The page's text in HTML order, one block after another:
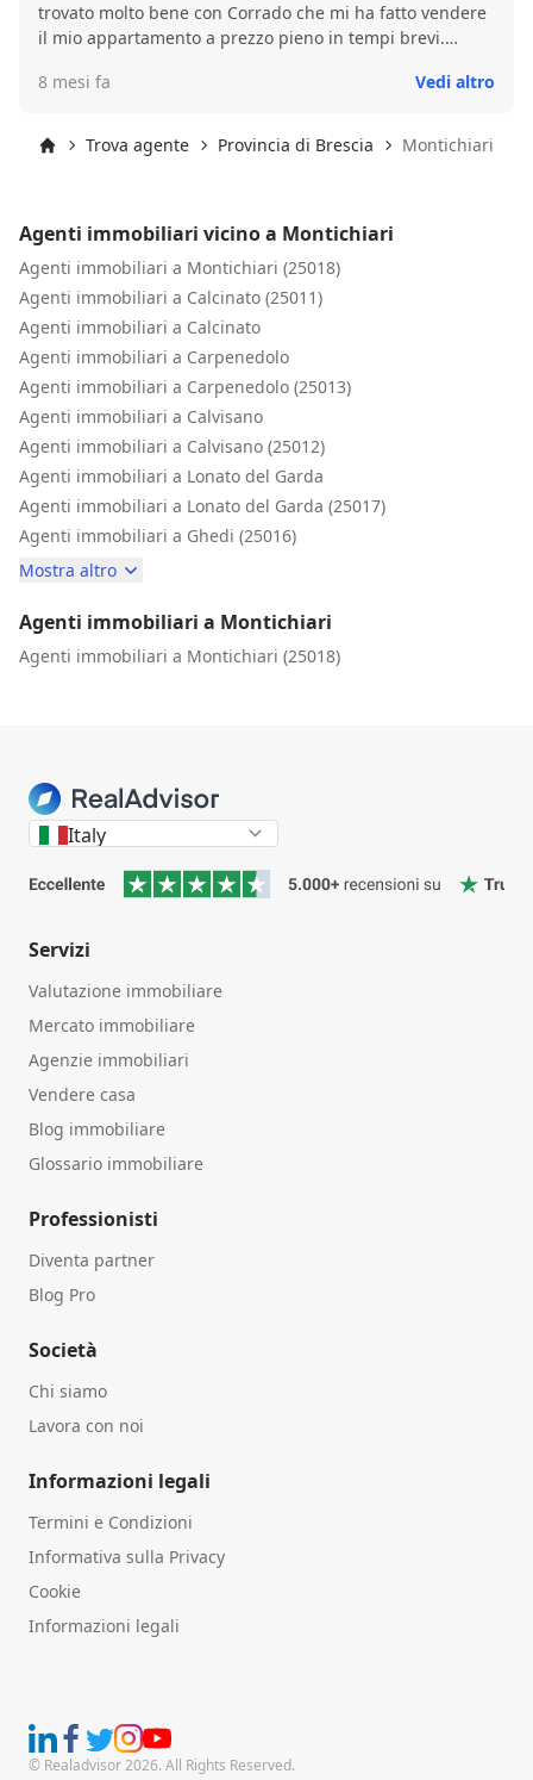
trovato molto bene con Corrado che mi ha fatto vendere
il mio appartamento a prezzo pieno in tempi brevi.
8 mesi fa
Vedi altro
Trova agente Provincia di Brescia Montichiari
Agenti immobiliari vicino a Montichiari
Agenti immobiliari a Montichiari (25018)
Agenti immobiliari a Calcinato (25011)
Agenti immobiliari a Calcinato
Agenti immobiliari a Carpenedolo
Agenti immobiliari a Carpenedolo (25013)
Agenti immobiliari a Calvisano
Agenti immobiliari a Calvisano (25012)
Agenti immobiliari a Lonato del Garda
Agenti immobiliari a Lonato del Garda (25017)
Agenti immobiliari a Ghedi (25016)
Mostra altro
Agenti immobiliari a Montichiari
Agenti immobiliari a Montichiari (25018)
Italy
Servizi
Valutazione immobiliare
Mercato immobiliare
Agenzie immobiliari
Vendere casa
Blog immobiliare
Glossario immobiliare
Professionisti
Diventa partner
Blog Pro
Società
Chi siamo
Lavora con noi
Informazioni legali
Termini e Condizioni
Informativa sulla Privacy
Cookie
Informazioni legali
© Realadvisor 2026. All Rights Reserved.